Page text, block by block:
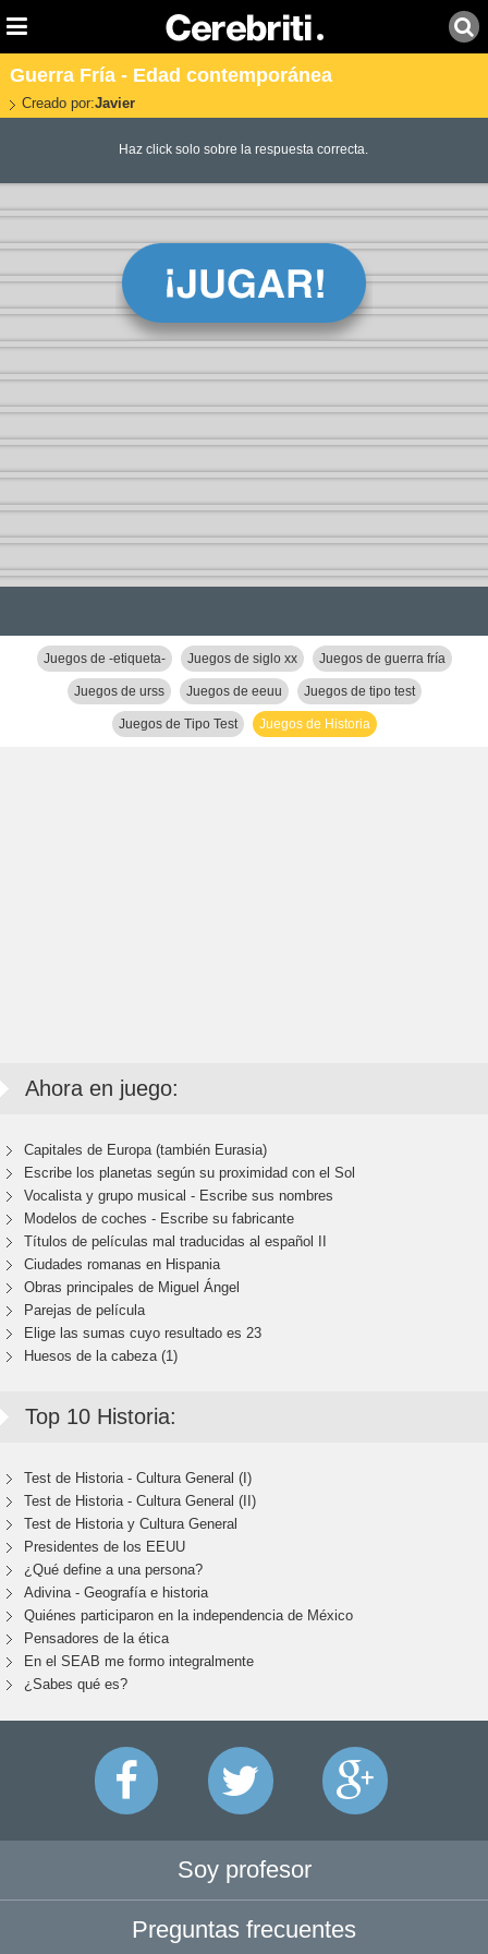
Guerra Fría - Edad contemporánea
Creado por:Javier
Haz click solo sobre la respuesta correcta.
Juegos de -etiqueta- Juegos de siglo xx Juegos de guerra fría
Juegos de urss Juegos de eeuu Juegos de tipo test
Juegos de Tipo Test Juegos de Historia
Ahora en juego:
Capitales de Europa (también Eurasia)
Escribe los planetas según su proximidad con el Sol
Vocalista y grupo musical - Escribe sus nombres
Modelos de coches - Escribe su fabricante
Títulos de películas mal traducidas al español II
Ciudades romanas en Hispania
Obras principales de Miguel Ángel
Parejas de película
Elige las sumas cuyo resultado es 23
Huesos de la cabeza (1)
Top 10 Historia:
Test de Historia - Cultura General (I)
Test de Historia - Cultura General (II)
Test de Historia y Cultura General
Presidentes de los EEUU
¿Qué define a una persona?
Adivina - Geografía e historia
Quiénes participaron en la independencia de México
Pensadores de la ética
En el SEAB me formo integralmente
¿Sabes qué es?
Soy profesor
Preguntas frecuentes